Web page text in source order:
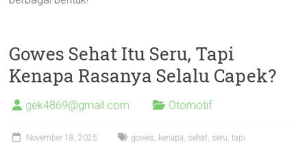
Gowes Sehat Itu Seru, Tapi
Kenapa Rasanya Selalu Capek?
gek4869@gmail.com Otomotif
November 18, 2025 gowes, kenapa, sehat, seru,tapi